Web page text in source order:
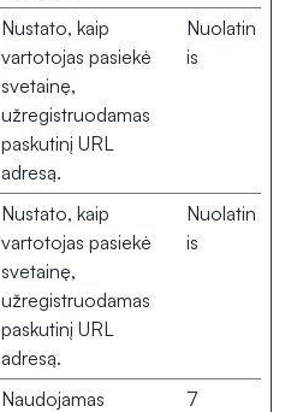
Nustato, kaip
vartotojas pasiekė
svetainę,
užregistruodamas
paskutinį URL
adresą.
Nuolatin
is
Nustato, kaip
vartotojas pasiekė
svetainę,
užregistruodamas
paskutinį URL
adresą.
Nuolatin
is
Naudojamas
7